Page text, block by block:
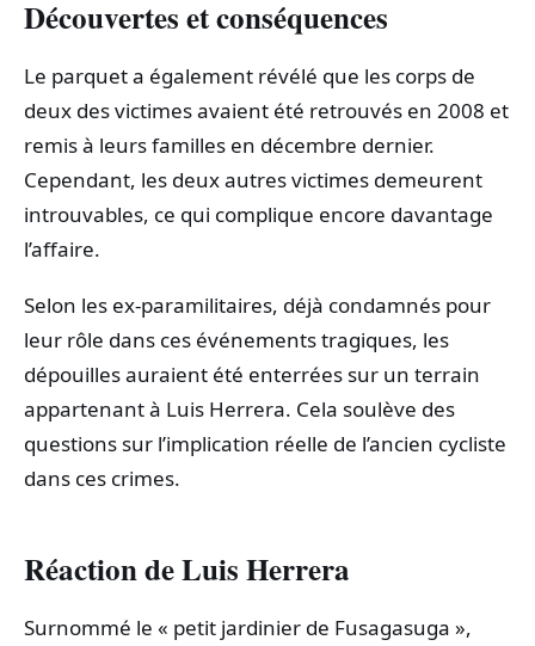
Découvertes et conséquences
Le parquet a également révélé que les corps de
deux des victimes avaient été retrouvés en 2008 et
remis à leurs familles en décembre dernier.
Cependant, les deux autres victimes demeurent
introuvables, ce qui complique encore davantage
l’affaire.
Selon les ex-paramilitaires, déjà condamnés pour
leur rôle dans ces événements tragiques, les
dépouilles auraient été enterrées sur un terrain
appartenant à Luis Herrera. Cela soulève des
questions sur l’implication réelle de l’ancien cycliste
dans ces crimes.
Réaction de Luis Herrera
Surnommé le « petit jardinier de Fusagasuga »,